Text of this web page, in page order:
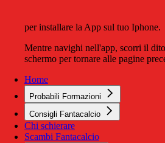
per installare la App sul tuo Iphone.
Mentre navighi nell'app, scorri il
schermo per tornare alle pagine
Home
Probabili Formazioni
Consigli Fantacalcio
Chi schierare
Scambi Fantacalcio